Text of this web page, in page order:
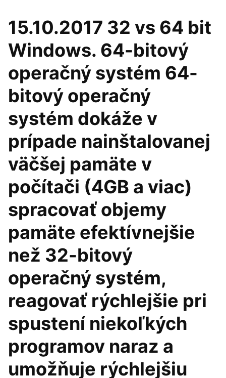
15.10.2017 32 vs 64 bit
Windows. 64-bitový
operačný systém 64-
bitový operačný
systém dokáže v
prípade nainštalovanej
väčšej pamäte v
počítači (4GB a viac)
spracovať objemy
pamäte efektívnejšie
než 32-bitový
operačný systém,
reagovať rýchlejšie pri
spustení niekoľkých
programov naraz a
umožňuje rýchlejšiu